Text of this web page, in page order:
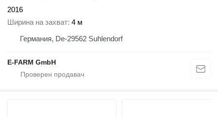
2016
Ширина на захват 4 м
Германия, De-29562 Suhlendorf
E-FARM GmbH